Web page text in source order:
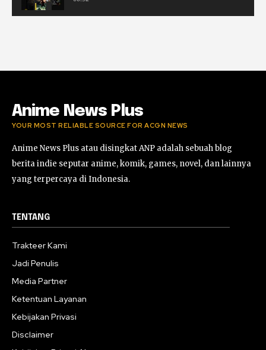
02:47
Anime News Plus
YOUR MOST RELIABLE SOURCE FOR ACGN NEWS
Anime News Plus atau disingkat ANP adalah sebuah blog
berita indie seputar anime, komik, games, novel, dan lainnya
yang terpercaya di Indonesia.
TENTANG
Trakteer Kami
Jadi Penulis
Media Partner
Ketentuan Layanan
Kebijakan Privasi
Disclaimer